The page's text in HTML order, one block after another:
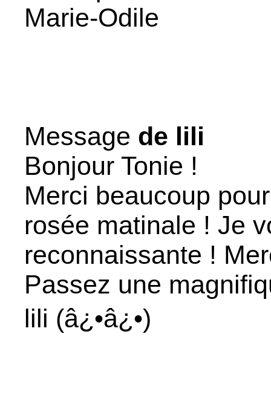
Marie-Odile
Message de lili
Bonjour Tonie !
Merci beaucoup
rosée matinale ! Je
reconnaissante !
Passez une
lili (â¿•â¿•)